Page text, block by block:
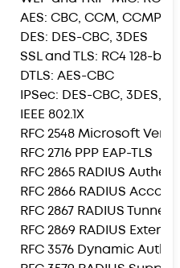
AES: CBC, CCM, CCMP
DES: DES-CBC, 3DES
SSL and TLS: RC4 128-
DTLS: AES-CBC
IPSec: DES-CBC, 3DES,
IEEE 802.1X
RFC 2548 Microsoft
RFC 2716 PPP EAP-TLS
RFC 2865 RADIUS
RFC 2866 RADIUS
RFC 2867 RADIUS
RFC 2869 RADIUS
RFC 3576 Dynamic